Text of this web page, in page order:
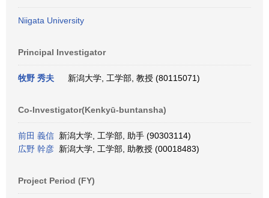
Niigata University
Principal Investigator
牧野 秀夫 新潟大学, 工学部, 教授 (80115071)
Co-Investigator(Kenkyū-buntansha)
前田 義信 新潟大学, 工学部, 助手 (90303114)
広野 幹彦 新潟大学, 工学部, 助教授 (00018483)
Project Period (FY)